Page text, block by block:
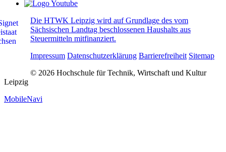
Die HTWK Leipzig wird auf Grundlage des vom
Sächsischen Landtag beschlossenen Haushalts aus
Steuermitteln mitfinanziert.
Impressum Datenschutzerklärung Barrierefreiheit Sitemap
© 2026 Hochschule für Technik, Wirtschaft und Kultur
Leipzig
MobileNavi